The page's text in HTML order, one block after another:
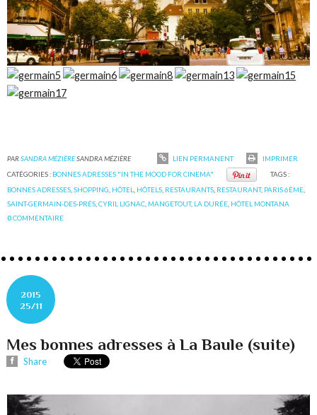
PARSANDRA MÉZIÈRESANDRA MÉZIÈRE LIEN PERMANENT
IMPRIMER
CATÉGORIES : BONNES ADRESSES "IN THE MOOD FOR CINEMA"
TAGS :
BONNES ADRESSES ,SHOPPING HÔTEL HÔTELS RESTAURANTS RESTAURANT, PARIS 6ÈME
SAINT-GERMAIN-DES-PRÉS ,CYRIL LIGNAC MANGETOUT, LA DURÉE HÔTEL MONTANA
0COMMENTAIRE
2015
25/11
Mes bonnes adresses à La Baule (suite)
Share